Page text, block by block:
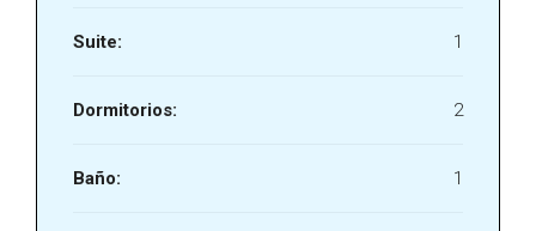
Suite: 1
Dormitorios: 2
Baño: 1